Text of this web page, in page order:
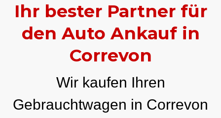
Ihr bester Partner für
den Auto Ankauf in
Correvon
Wir kaufen Ihren
Gebrauchtwagen in Correvon